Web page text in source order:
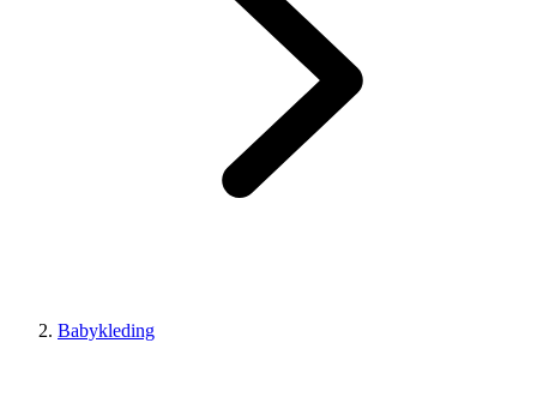
Babykleding